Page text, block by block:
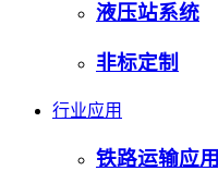
液压站系统
非标定制
行业应用
铁路运输应用